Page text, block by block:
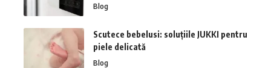
Blog
Scutece bebelusi: soluțiile JUKKI pentru
piele delicată
Blog